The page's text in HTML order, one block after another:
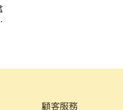
顧客服務